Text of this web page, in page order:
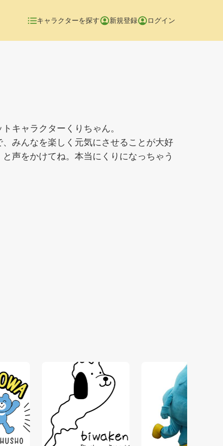
キャラクターを探す 新規登録 ログイン
キャラクターくりちゃん。
みんなを楽しく元気にさせることが大好
声をかけてね。本当にくりになっちゃう